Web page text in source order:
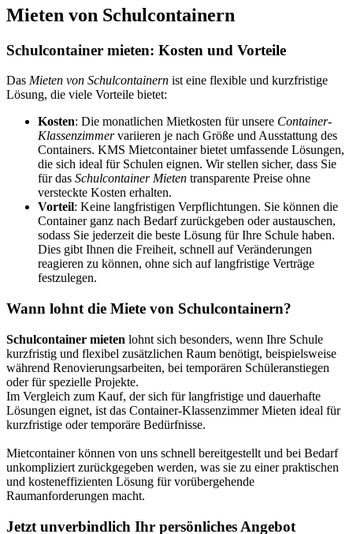
Mieten von Schulcontainern
Schulcontainer mieten: Kosten und Vorteile
Das Mieten von Schulcontainern ist eine flexible und kurzfristige
Lösung, die viele Vorteile bietet:
Kosten: Die monatlichen Mietkosten für unsere Container-
Klassenzimmervariieren je nach Größe und Ausstattung des
Containers. KMS Mietcontainer bietet umfassende Lösungen,
die sich ideal für Schulen eignen. Wir stellen sicher, dass Sie
für das Schulcontainer Mieten transparente Preise ohne
versteckte Kosten erhalten.
Vorteil: Keine langfristigen Verpflichtungen. Sie können die
Container ganz nach Bedarf zurückgeben oder austauschen,
sodass Sie jederzeit die beste Lösung für Ihre Schule haben.
Dies gibt Ihnen die Freiheit, schnell auf Veränderungen
reagieren zu können, ohne sich auf langfristige Verträge
festzulegen.
Wann lohnt die Miete von Schulcontainern?
Schulcontainer mieten lohnt sich besonders, wenn Ihre Schule
kurzfristig und flexibel zusätzlichen Raum benötigt, beispielsweise
während Renovierungsarbeiten, bei temporären Schüleranstiegen
oder für spezielle Projekte.
Im Vergleich zum Kauf, der sich für langfristige und dauerhafte
Lösungen eignet, ist das Container-Klassenzimmer Mieten ideal für
kurzfristige oder temporäre Bedürfnisse.
Mietcontainer können von uns schnell bereitgestellt und bei Bedarf
unkompliziert zurückgegeben werden, was sie zu einer praktischen
und kosteneffizienten Lösung für vorübergehende
Raumanforderungen macht.
Jetzt unverbindlich Ihr persönliches Angebot